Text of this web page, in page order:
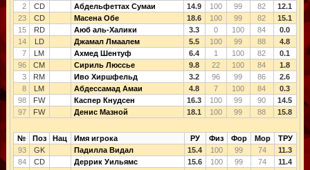
2
CD Абдельфеттах Сумаи 14.9 100 99 82
12.1
23
CD Масена Обе 18.6 100 99 82
15.1
15
RD Аюб аль-Халики 3.3 0 100 84
0.0
14
LD Джамал Лмаалем 5.5 100 99 88
4.8
7
LM Ахмед Шентуф 6.4 1 100 82
0.1
96
CM Сириль Люссье 9.8 22 100 84
1.8
3
RM Иво Хиршфельд 3.2 96 99 86
2.6
8
LM Абдессамад Амаи 4.8 7 100 84
0.3
98
FW Каспер Кнудсен 16.3 100 99 90
14.5
97
FW Денис Мазной 18.1 100 99 88 15.8
№ Поз Нац Имя игрока РУ Физ Фор Мор
ТРУ
93
GK Падилла Видал 15.4 100 99 74
11.3
84
CD Деррик Уильямс 15.6 100 99 74
11.4